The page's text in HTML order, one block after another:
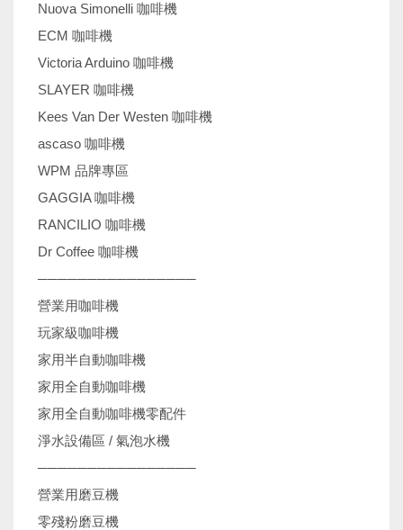
Nuova Simonelli 咖啡機
ECM 咖啡機
Victoria Arduino 咖啡機
SLAYER 咖啡機
Kees Van Der Westen 咖啡機
ascaso 咖啡機
WPM 品牌專區
GAGGIA 咖啡機
RANCILIO 咖啡機
Dr Coffee 咖啡機
────────────────
營業用咖啡機
玩家級咖啡機
家用半自動咖啡機
家用全自動咖啡機
家用全自動咖啡機零配件
淨水設備區 / 氣泡水機
────────────────
營業用磨豆機
零殘粉磨豆機